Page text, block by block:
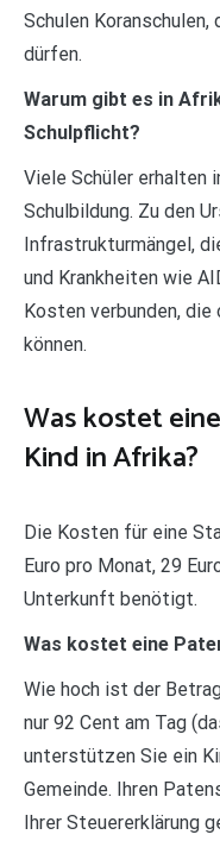
Schulen
dürfen.
Warum gibt es in
Schulpflicht?
Viele Schüler erhalten
Schulbildung. Zu den
Infrastrukturmängel,
und Krankheiten wie
Kosten verbunden,
können.
Was kostet
Kind in Afrika?
Die Kosten für eine
Euro pro Monat, 29
Unterkunft benötigt.
Was kostet eine
Wie hoch ist der
nur 92 Cent am Tag
unterstützen Sie ein
Gemeinde. Ihren
Ihrer Steuererklärung